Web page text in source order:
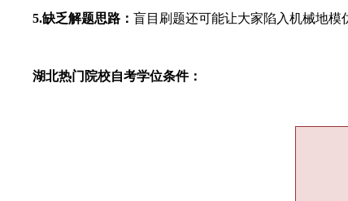
5.缺乏解题思路： 盲目刷题还可能让大家陷入机械地模
湖北热门院校自考学位条件：